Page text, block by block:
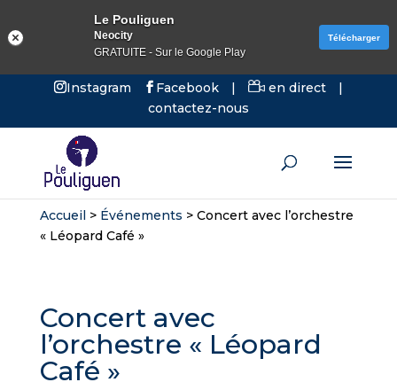
Instagram Facebook | en direct
|
contactez-nous
Accueil> Événements > Concert avec l’orchestre
« Léopard Café »
Concert avec
l’orchestre « Léopard
Café »
Le Pouliguen
Neocity
GRATUITE - Sur le Google Play
Télécharger